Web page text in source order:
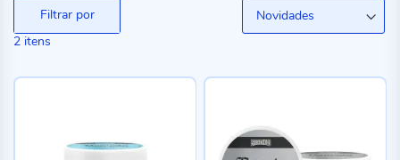
2 itens
Filtrar por